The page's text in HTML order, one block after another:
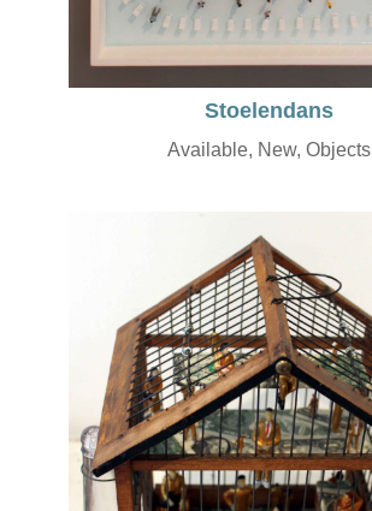
Stoelendans
Available, New,Objects